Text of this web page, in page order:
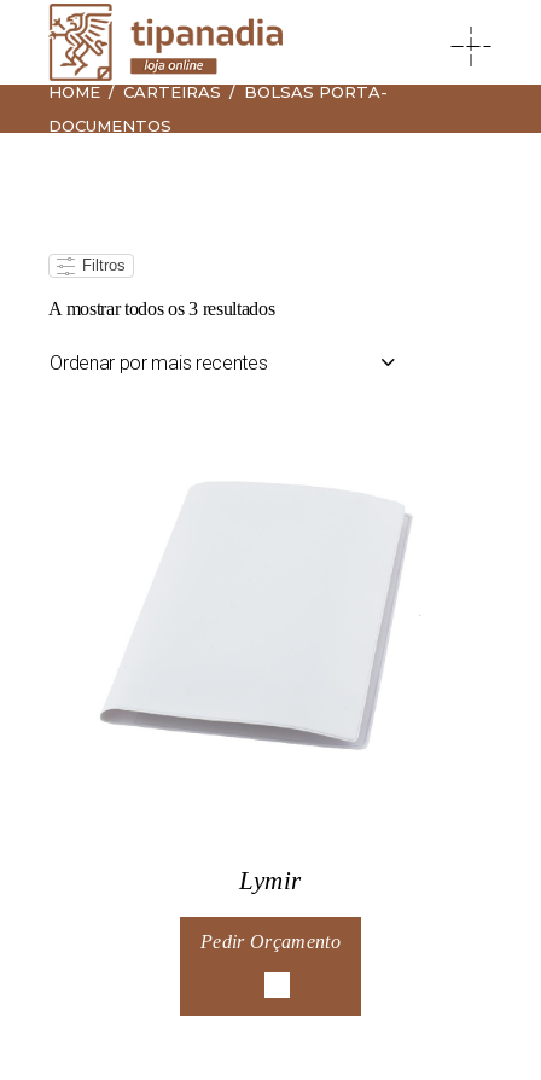
HOME CARTEIRAS
BOLSAS PORTA-
DOCUMENTOS
Filtros
A mostrar todos os 3 resultadosOrdenado
por
Ordenar por mais recentes
Lymir
Pedir Orçamento